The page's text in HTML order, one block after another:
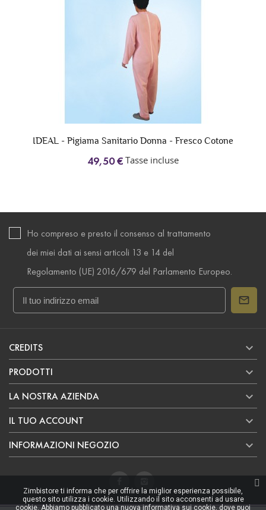
IDEAL - Pigiama Sanitario Donna - Fresco Cotone
49,50 € Tasse incluse
Ho compreso e presto il consenso al trattamento
dei miei dati ai sensi articoli 13 e 14 del
Regolamento (UE) 2016/679 del Parlamento Europeo.
CREDITS 
PRODOTTI 
LA NOSTRA AZIENDA 
IL TUO ACCOUNT 
INFORMAZIONI NEGOZIO 
Zimbistore ti informa che per offrire la miglior esperienza possibile,
questo sito utilizza i cookie. Utilizzando il sito acconsenti ad usare
cookie. Abbiamo pubblicato una nuova informativa sui cookie, dove puoi